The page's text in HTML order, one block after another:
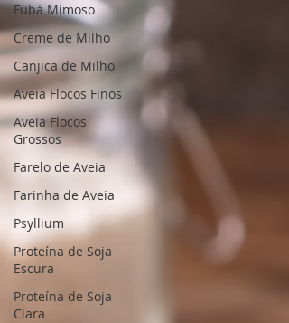
Fubá Mimoso
Creme de Milho
Canjica de Milho
Aveia Flocos Finos
Aveia Flocos
Grossos
Farelo de Aveia
Farinha de Aveia
Psyllium
Proteína de Soja
Escura
Proteína de Soja
Clara